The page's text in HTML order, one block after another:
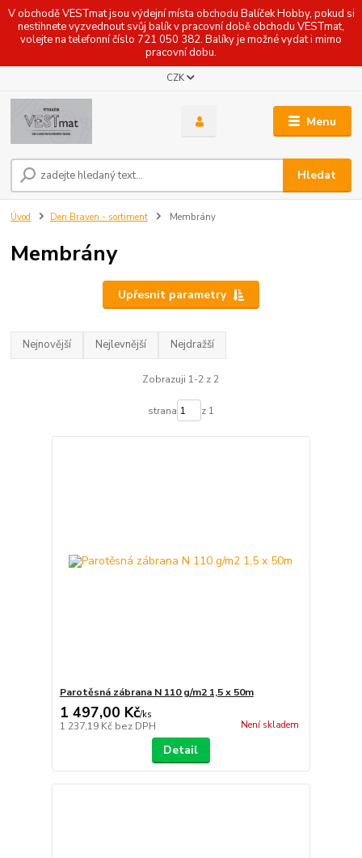
V obchodě VESTmat jsou výdejní místa obchodu Balíček Hobby, pokud si
nestihnete vyzvednout svůj balík v pracovní době obchodu VESTmat,
volejte na telefonní číslo 721 050 382. Balíky je možné vydat i mimo
pracovní dobu.
Menu
CZK
Hledat
Úvod Den Braven - sortiment Membrány
Membrány
Upřesnit parametry
Nejnovější Nejlevnější Nejdražší
Zobrazuji 1-2 z 2
strana z 1
Parotěsná zábrana N 110 g/m2 1,5 x 50m
1 497,00 Kč/ks
1 237,19 Kč bez DPH Není skladem
Detail